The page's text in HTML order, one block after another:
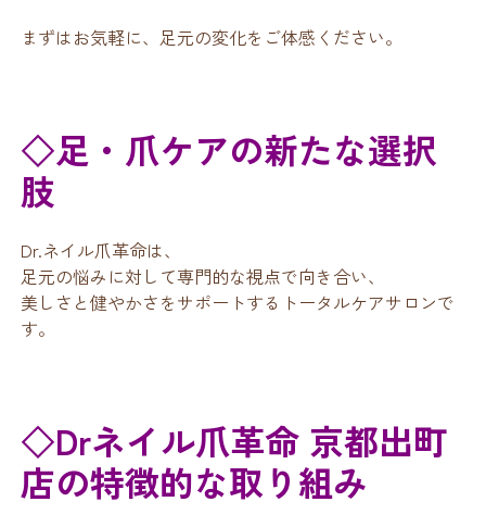
まずはお気軽に、足元の変化をご体感ください。
◇足・爪ケアの新たな選択
肢
Dr.ネイル爪革命は、
足元の悩みに対して専門的な視点で向き合い、
美しさと健やかさをサポートするトータルケアサロンで
す。
◇Drネイル爪革命 京都出町
店の特徴的な取り組み